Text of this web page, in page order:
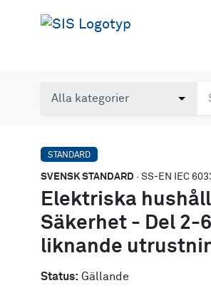
STANDARD
SVENSK STANDARD · SS-EN IEC
Elektriska
Säkerhet - Del 2-
liknande
Status: Gällande